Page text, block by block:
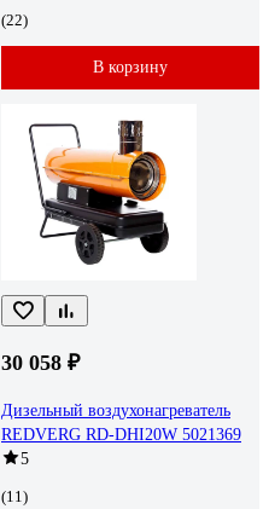
(22)
В корзину
30 058 ₽
Дизельный воздухонагреватель
REDVERG RD-DHI20W 5021369
5
(11)